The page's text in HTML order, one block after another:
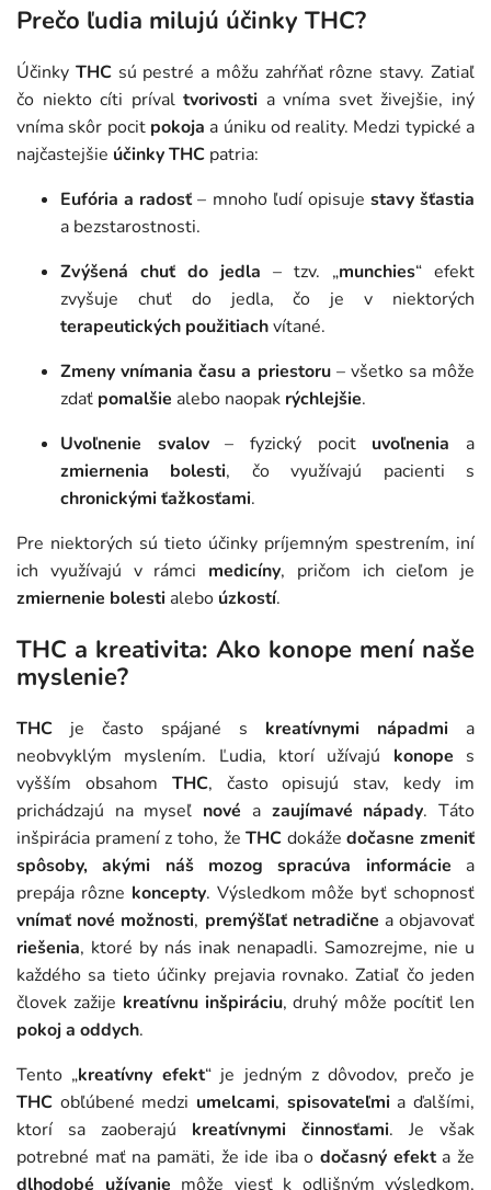
Prečo ľudia milujú účinky THC?
Účinky THCsú pestré a môžu zahŕňať rôzne stavy. Zatiaľ
čo niekto cíti prívaltvorivosti a vníma svet živejšie, iný
vníma skôr pocit pokoja a úniku od reality. Medzi typické a
najčastejšie účinky THC patria:
Eufória a radosť– mnoho ľudí opisuje stavy šťastia
a bezstarostnosti.
Zvýšená chuť do jedla – tzv. „munchies“ efekt
zvyšuje chuť do jedla, čo je v niektorých
terapeutických použitiachvítané.
Zmeny vnímania času a priestoru– všetko sa môže
zdať pomalšie alebo naopak rýchlejšie.
Uvoľnenie svalov– fyzický pocit uvoľnenia a
zmiernenia bolesti, čo využívajú pacienti s
chronickými ťažkosťami.
Pre niektorých sú tieto účinky príjemným spestrením, iní
ich využívajú v rámci medicíny, pričom ich cieľom je
zmiernenie bolesti alebo úzkostí.
THC a kreativita: Ako konope mení naše
myslenie?
THC je často spájané s kreatívnymi nápadmi a
neobvyklým myslením. Ľudia, ktorí užívajú konope s
vyšším obsahom THC, často opisujú stav, kedy im
prichádzajú na myseľ nové a zaujímavé nápady. Táto
inšpirácia pramení z toho, žeTHC dokážedočasne zmeniť
spôsoby, akými náš mozog spracúva informácie a
prepája rôzne koncepty. Výsledkom môže byť schopnosť
vnímať nové možnosti, premýšľať netradične a objavovať
riešenia, ktoré by nás inak nenapadli. Samozrejme, nie u
každého sa tieto účinky prejavia rovnako. Zatiaľ čo jeden
človek zažije kreatívnu inšpiráciu, druhý môže pocítiť len
pokoj a oddych.
Tento „kreatívny efekt“ je jedným z dôvodov, prečo je
THC obľúbené medzi umelcami, spisovateľmia ďalšími,
ktorí sa zaoberajú kreatívnymi činnosťami. Je však
potrebné mať na pamäti, že ide iba odočasný efekta že
dlhodobé užívanie môže viesť k odlišným výsledkom,